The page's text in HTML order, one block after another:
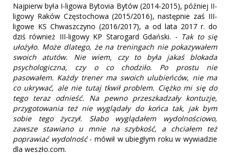
Najpierw była I-ligowa Bytovia Bytów (2014-2015), później II-
ligowy Raków Częstochowa (2015/2016), następnie zaś III-
ligowe KS Chwaszczyno (2016/2017), a od lata 2017 r. do
dziś również III-ligowy KP Starogard Gdański. - Tak to się
ułożyło. Może dlatego, że na treningach nie pokazywałem
swoich atutów. Nie wiem, czy to była jakaś blokada
psychologiczna, czy o co chodziło. Po prostu nie
pasowałem. Każdy trener ma swoich ulubieńców, nie ma
co ukrywać, ale nie tutaj tkwił problem. Ciężko mi się do
tego teraz odnieść. Na pewno przeszkadzały kontuzje,
przygotowania też nie wyglądały do końca tak, jak bym
sobie tego życzył. Słabo wyglądałem wydolnościowo,
zawsze stawiano u mnie na szybkość, a chciałem też
poprawiać wydolność- mówił w ubiegłym roku w wywiadzie
dla weszło.com.